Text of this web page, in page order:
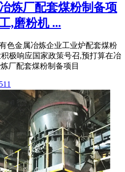
炼厂配套煤粉制备项
,磨粉机 ...
色金属冶炼企业工业炉配套煤粉
极响应国家政策号召,预打算在冶
厂配套煤粉制备项目